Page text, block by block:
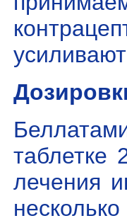
таблетке
лечения